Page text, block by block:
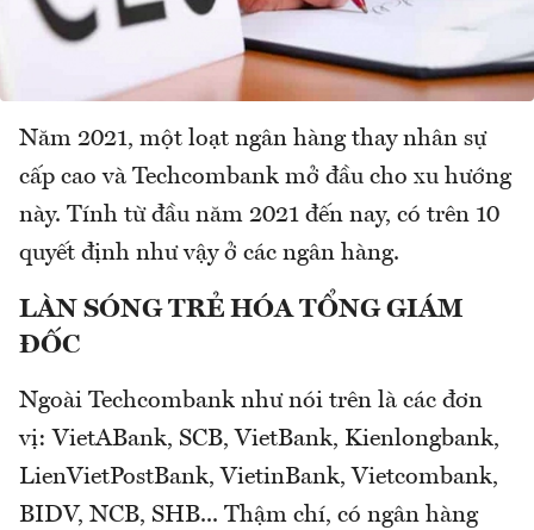
Năm 2021, một loạt ngân hàng thay nhân sự
cấp cao và Techcombank mở đầu cho xu hướng
này. Tính từ đầu năm 2021 đến nay, có trên 10
quyết định như vậy ở các ngân hàng.
LÀN SÓNG TRẺ HÓA TỔNG GIÁM
ĐỐC
Ngoài Techcombank như nói trên là các đơn
vị: VietABank, SCB, VietBank, Kienlongbank,
LienVietPostBank, VietinBank, Vietcombank,
BIDV, NCB, SHB... Thậm chí, có ngân hàng